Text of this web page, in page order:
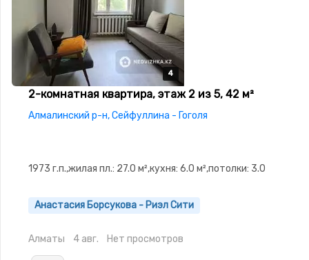
4
4
4
4
2-комнатная квартира, этаж 2 из 5, 42 м²
Алмалинский р-н, Сейфуллина - Гоголя
1973 г.п.,жилая пл.: 27.0 м²,кухня: 6.0 м²,потолки: 3.0
Анастасия Борсукова - Риэл Сити
Алматы 4 авг. Нет просмотров